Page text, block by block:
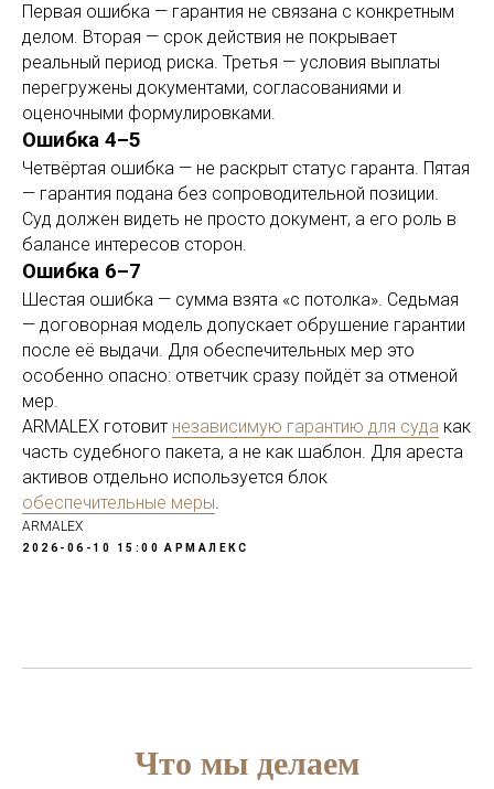
Первая ошибка — гарантия не связана с конкретным
делом. Вторая — срок действия не покрывает
реальный период риска. Третья — условия выплаты
перегружены документами, согласованиями и
оценочными формулировками.
Ошибка 4–5
Четвёртая ошибка — не раскрыт статус гаранта. Пятая
— гарантия подана без сопроводительной позиции.
Суд должен видеть не просто документ, а его роль в
балансе интересов сторон.
Ошибка 6–7
Шестая ошибка — сумма взята «с потолка». Седьмая
— договорная модель допускает обрушение гарантии
после её выдачи. Для обеспечительных мер это
особенно опасно: ответчик сразу пойдёт за отменой
мер.
ARMALEX готовит независимую гарантию для суда как
часть судебного пакета, а не как шаблон. Для ареста
активов отдельно используется блок
обеспечительные меры.
ARMALEX
2026-06-10 15:00 АРМАЛЕКС
Что мы делаем